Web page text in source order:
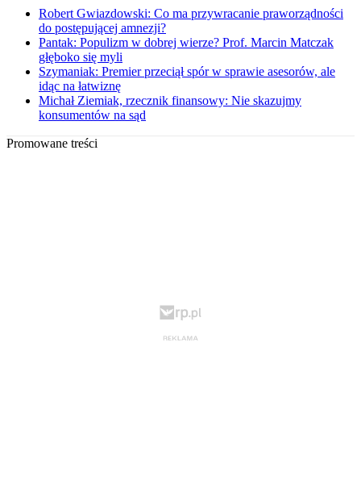
Robert Gwiazdowski: Co ma przywracanie praworządności
do postępującej amnezji?
Pantak: Populizm w dobrej wierze? Prof. Marcin Matczak
głęboko się myli
Szymaniak: Premier przeciął spór w sprawie asesorów, ale
idąc na łatwiznę
Michał Ziemiak, rzecznik finansowy: Nie skazujmy
konsumentów na sąd
Promowane treści